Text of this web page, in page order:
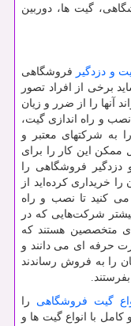
گیت ها، دوربین
و دزدگیر فروشگاهی
برخی از افراد تصور
آنها را از ضرر و زیان
و راه اندازی گیت،
به شرکتهای معتبر و
ممکن این کار را برای
فروشگاهی را
خریداری کرده‌اید از
کنید تا نصب و راه
بیشتر شرکت‌هایی که در
متخصصین هستند که
حرفه ای می دانند و
را به فروش رساندند
گیت فروشگاهی را
با انواع گیت ها و